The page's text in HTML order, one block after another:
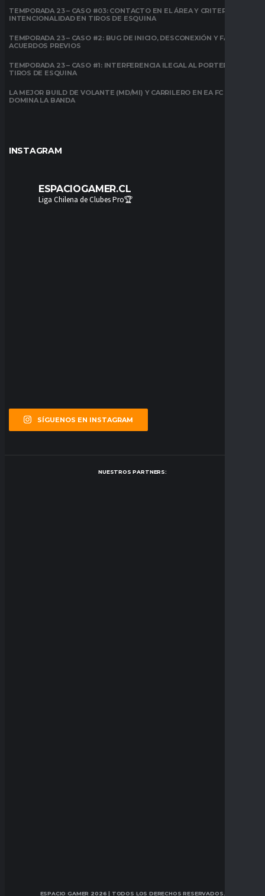
TEMPORADA 23 – CASO #03: CONTACTO EN EL ÁREA Y CRITERIO DE
INTENCIONALIDAD EN TIROS DE ESQUINA
TEMPORADA 23 – CASO #2: BUG DE INICIO, DESCONEXIÓN Y FALTA DE
ACUERDOS PREVIOS
TEMPORADA 23 – CASO #1: INTERFERENCIA ILEGAL AL PORTERO EN
TIROS DE ESQUINA
LA MEJOR BUILD DE VOLANTE (MD/MI) Y CARRILERO EN EA FC 26:
DOMINA LA BANDA
INSTAGRAM
ESPACIOGAMER.CL
Liga Chilena de Clubes Pro🏆
SÍGUENOS EN INSTAGRAM
NUESTROS PARTNERS:
ESPACIO GAMER 2026 | TODOS LOS DERECHOS RESERVADOS.